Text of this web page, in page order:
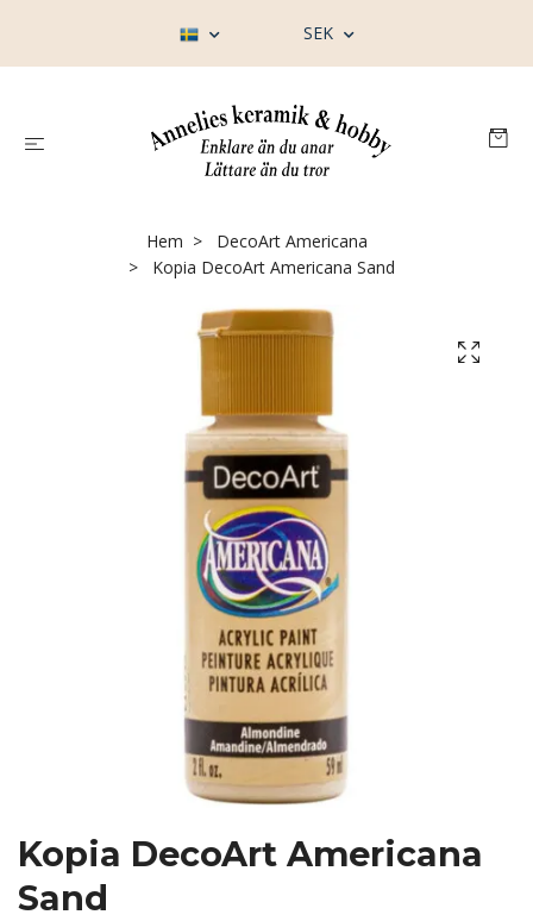
SEK
Hem
DecoArt Americana
Kopia DecoArt Americana Sand
Kopia DecoArt Americana
Sand